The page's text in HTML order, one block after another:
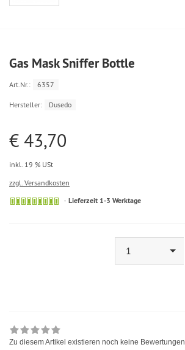
Gas Mask Sniffer Bottle
Art.Nr.: 6357
Hersteller: Dusedo
€ 43,70
inkl. 19 % USt
zzgl. Versandkosten
Lieferzeit 1-3 Werktage
1
Zu diesem Artikel existieren noch keine Bewertungen